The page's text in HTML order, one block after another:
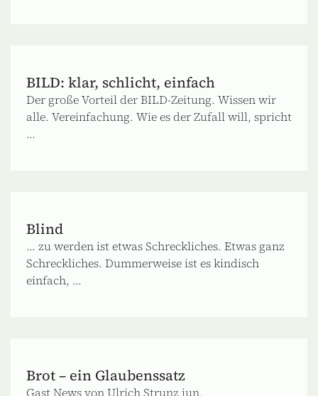
BILD: klar, schlicht, einfach
Der große Vorteil der BILD-Zeitung. Wissen wir
alle. Vereinfachung. Wie es der Zufall will, spricht
...
Blind
... zu werden ist etwas Schreckliches. Etwas ganz
Schreckliches. Dummerweise ist es kindisch
einfach, ...
Brot – ein Glaubenssatz
Gast News von Ulrich Strunz jun.